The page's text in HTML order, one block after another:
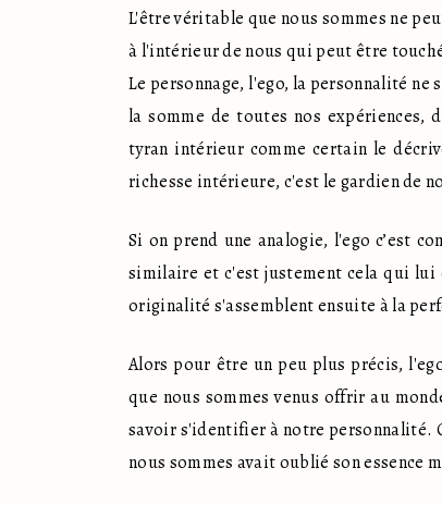
L'être véritable que nous sommes ne
à l'intérieur de nous qui peut être
Le personnage, l'ego, la personnalité
la somme de toutes nos expériences,
tyran intérieur comme certain le
richesse intérieure, c'est le gardien de
Si on prend une analogie, l'ego c’est
similaire et c'est justement cela qui lui
originalité s'assemblent ensuite à la
Alors pour être un peu plus précis,
que nous sommes venus offrir au
savoir s'identifier à notre personnalité.
nous sommes avait oublié son essence